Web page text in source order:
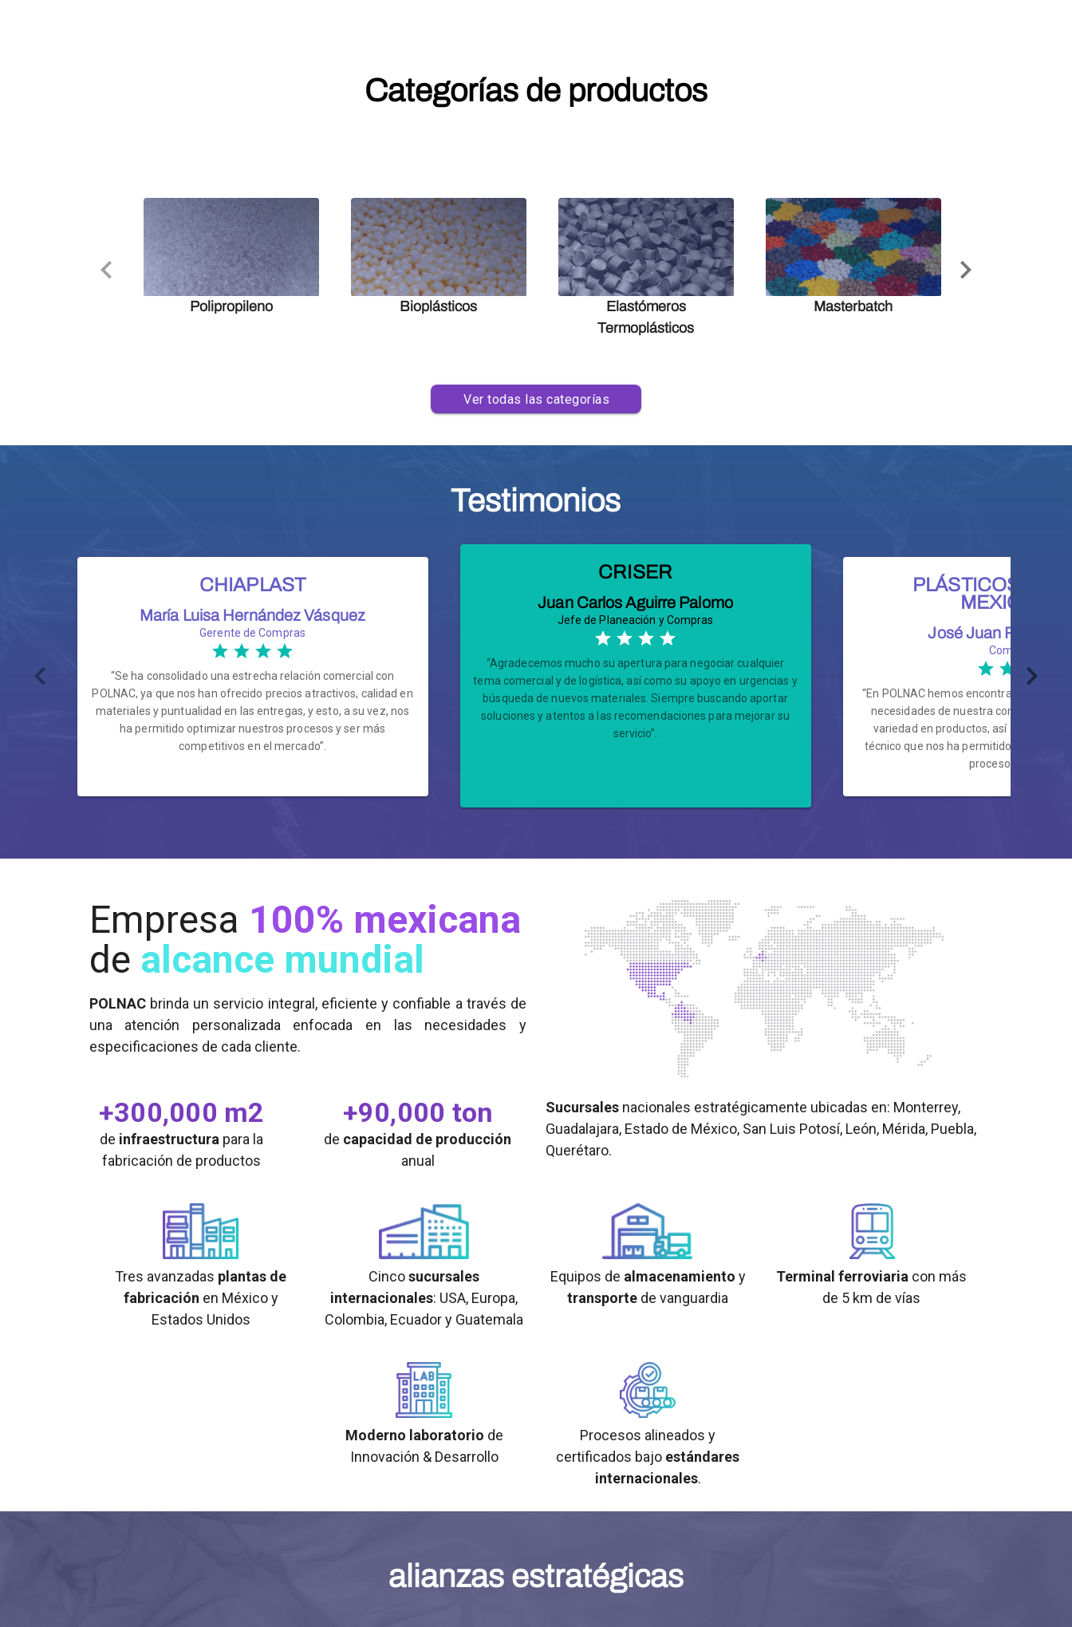
Categorías de productos
Polipropileno Bioplásticos
Elastómeros
Termoplásticos
Masterbatch
Ver todas las categorías
Testimonios
CHIAPLAST
María Luisa Hernández Vásquez
Gerente de Compras
“Se ha consolidado una estrecha relación comercial con
POLNAC, ya que nos han ofrecido precios atractivos, calidad en
materiales y puntualidad en las entregas, y esto, a su vez, nos
ha permitido optimizar nuestros procesos y ser más
competitivos en el mercado”.
CRISER
Juan Carlos Aguirre Palomo
Jefe de Planeación y Compras
“Agradecemos mucho su apertura para negociar cualquier
tema comercial y de logística, así como su apoyo en urgencias y
búsqueda de nuevos materiales. Siempre buscando aportar
soluciones y atentos a las recomendaciones para mejorar su
servicio”.
PLÁSTICOS
José Juan Reyes
Comprador
“En POLNAC hemos encontrado
necesidades de nuestra compañía,
variedad en productos, así como un
técnico que nos ha permitido ser más
procesos y costos”.
Empresa 100% mexicana
de alcance mundial
POLNACbrinda un servicio integral, eficiente y confiable a través de
una atención personalizada enfocada en las necesidades y
especificaciones de cada cliente.
+300,000 m2
de infraestructura para la
fabricación de productos
+90,000 ton
de capacidad de producción
anual
Sucursales nacionales estratégicamente ubicadas en: Monterrey,
Guadalajara, Estado de México, San Luis Potosí, León, Mérida, Puebla,
Querétaro.
Tres avanzadas plantas de
fabricación en México y
Estados Unidos
Cincosucursales
internacionales: USA, Europa,
Colombia, Ecuador y Guatemala
Equipos de almacenamiento y
transporte de vanguardia
Terminal ferroviaria con más
de 5 km de vías
Moderno laboratorio de
Innovación & Desarrollo
Procesos alineados y
certificados bajo estándares
internacionales.
alianzas estratégicas